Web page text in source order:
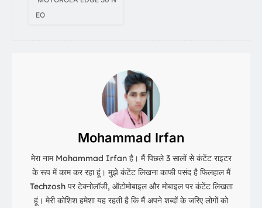
EO
Mohammad Irfan
मेरा नाम Mohammad Irfan है। मैं पिछले 3 सालों से कंटेंट राइटर
के रूप में काम कर रहा हूं। मुझे कंटेंट लिखना काफी पसंद है फिलहाल मैं
Techzosh पर टेक्नोलॉजी, ऑटोमोबाइल और मोबाइल पर कंटेंट लिखता
हूं। मेरी कोशिश हमेशा यह रहती है कि मैं अपने शब्दों के जरिए लोगों को